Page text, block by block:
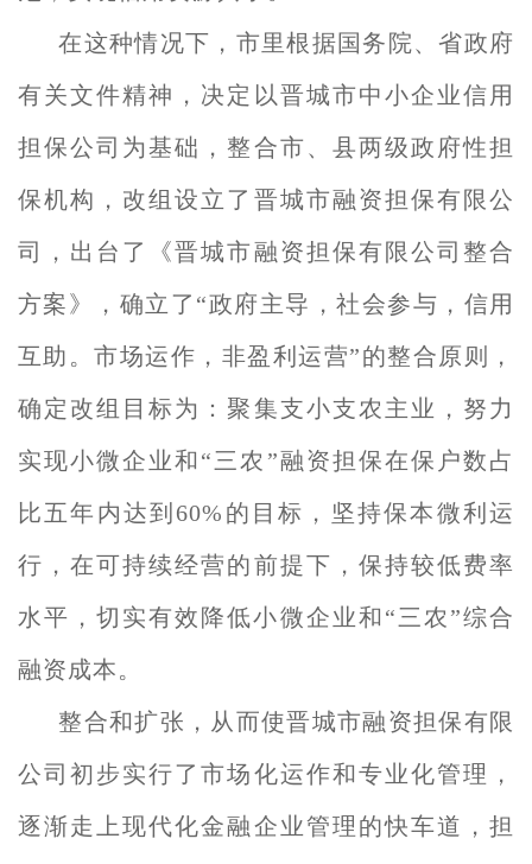
在这种情况下，市里根据国务院、省政府
有关文件精神，决定以晋城市中小企业信用
担保公司为基础，整合市、县两级政府性担
保机构，改组设立了晋城市融资担保有限公
司，出台了《晋城市融资担保有限公司整合
方案》，确立了“政府主导，社会参与，信用
互助。市场运作，非盈利运营”的整合原则，
确定改组目标为：聚集支小支农主业，努力
实现小微企业和“三农”融资担保在保户数占
比五年内达到60%的目标，坚持保本微利运
行，在可持续经营的前提下，保持较低费率
水平，切实有效降低小微企业和“三农”综合
融资成本。
整合和扩张，从而使晋城市融资担保有限
公司初步实行了市场化运作和专业化管理，
逐渐走上现代化金融企业管理的快车道，担